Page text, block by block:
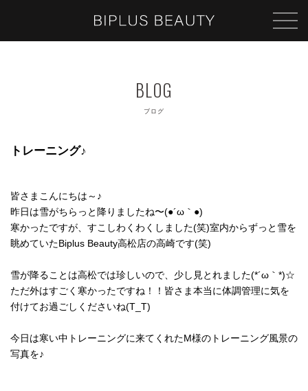
ブログ
トレーニング♪
皆さまこんにちは～♪
昨日は雪がちらっと降りましたね〜(●´ω｀●)
寒かったですが、すこしわくわくしました(笑)室内からずっと雪を
眺めていたBiplus Beauty高松店の高崎です(笑)
雪が降ることは高松では珍しいので、少し見とれました(*´ω｀*)☆
ただ外はすごく寒かったですね！！皆さま本当に体調管理に気を
付けてお過ごしくださいね(T_T)
今日は寒い中トレーニングに来てくれたM様のトレーニング風景の
写真を♪